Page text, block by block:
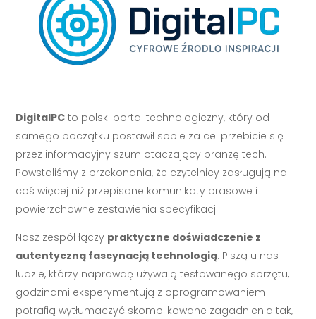
DigitalPC to polski portal technologiczny, który od
samego początku postawił sobie za cel przebicie się
przez informacyjny szum otaczający branżę tech.
Powstaliśmy z przekonania, że czytelnicy zasługują na
coś więcej niż przepisane komunikaty prasowe i
powierzchowne zestawienia specyfikacji.
Nasz zespół łączy praktyczne doświadczenie z
autentyczną fascynacją technologią. Piszą u nas
ludzie, którzy naprawdę używają testowanego sprzętu,
godzinami eksperymentują z oprogramowaniem i
potrafią wytłumaczyć skomplikowane zagadnienia tak,